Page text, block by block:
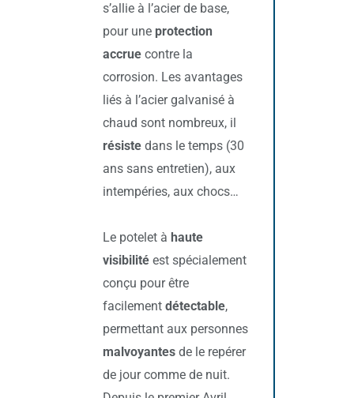
s’allie à l’acier de base,
pour une protection
accrue contre la
corrosion. Les avantages
liés à l’acier galvanisé à
chaud sont nombreux, il
résiste dans le temps (30
ans sans entretien), aux
intempéries, aux chocs…
Le potelet à haute
visibilité est spécialement
conçu pour être
facilement détectable,
permettant aux personnes
malvoyantes de le repérer
de jour comme de nuit.